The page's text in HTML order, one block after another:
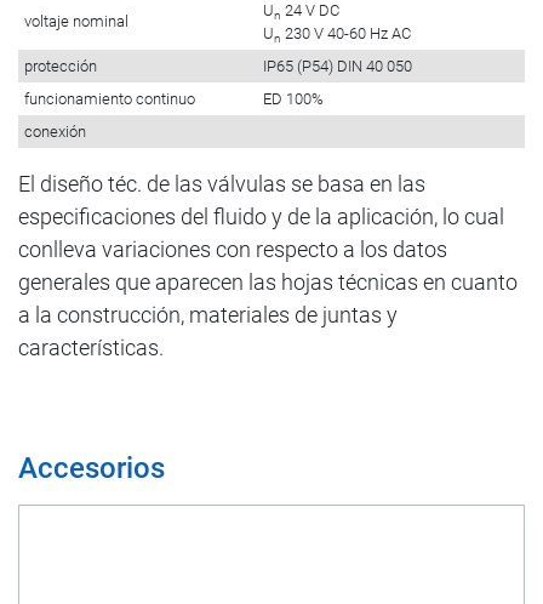
voltaje nominal
Un 24 V DC
Un 230 V 40-60 Hz AC
protección
IP65 (P54) DIN 40 050
funcionamiento continuo
ED 100%
conexión
El diseño téc. de las válvulas se basa en las
especificaciones del fluido y de la aplicación, lo cual
conlleva variaciones con respecto a los datos
generales que aparecen las hojas técnicas en cuanto
a la construcción, materiales de juntas y
características.
Accesorios